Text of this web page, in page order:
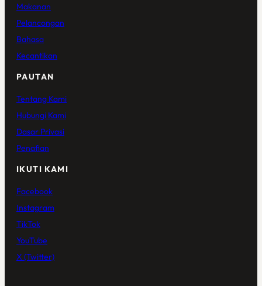
Makanan
Pelancongan
Bahasa
Kecantikan
PAUTAN
Tentang Kami
Hubungi Kami
Dasar Privasi
Penafian
IKUTI KAMI
Facebook
Instagram
TikTok
YouTube
X (Twitter)